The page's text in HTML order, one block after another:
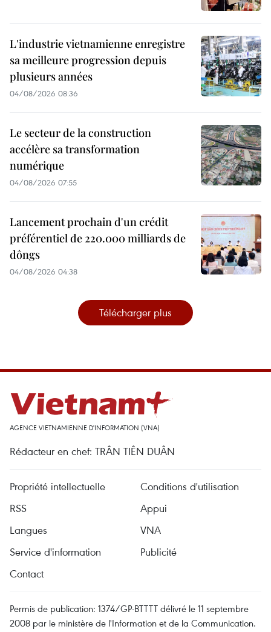
L'industrie vietnamienne enregistre
sa meilleure progression depuis
plusieurs années
04/08/2026 08:36
Le secteur de la construction
accélère sa transformation
numérique
04/08/2026 07:55
Lancement prochain d'un crédit
préférentiel de 220.000 milliards de
dôngs
04/08/2026 04:38
Télécharger plus
AGENCE VIETNAMIENNE D'INFORMATION (VNA)
Rédacteur en chef: TRÂN TIÊN DUÂN
Propriété intellectuelle
Conditions d'utilisation
RSS
Appui
Langues
VNA
Service d'information
Publicité
Contact
Permis de publication: 1374/GP-BTTTT délivré le 11 septembre
2008 par le ministère de l'Information et de la Communication.